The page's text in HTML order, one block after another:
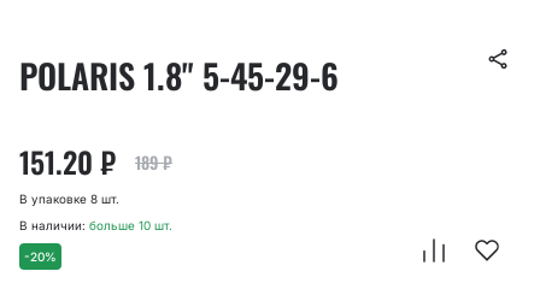
POLARIS 1.8" 5-45-29-6
151.20₽ 189₽
-20%
В упаковке 8 шт.
В наличии: больше 10 шт.